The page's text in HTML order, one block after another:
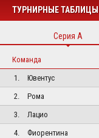
ТУРНИРНЫЕ ТАБЛИЦЫ
Серия А
Команда
1.
Ювентус
2.
Рома
3.
Лацио
4.
Фиорентина